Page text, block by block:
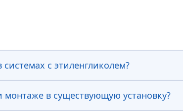
с этиленгликолем?
монтаже в существующую установку?